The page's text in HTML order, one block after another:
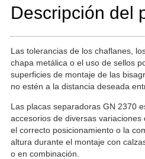
Descripción del
Las tolerancias de los chaflanes,
chapa metálica o el uso de sellos
superficies de montaje de las
no estén a la distancia deseada
Las placas separadoras GN 2370
accesorios de diversas
el correcto posicionamiento o la
altura durante el montaje con
o en combinación.